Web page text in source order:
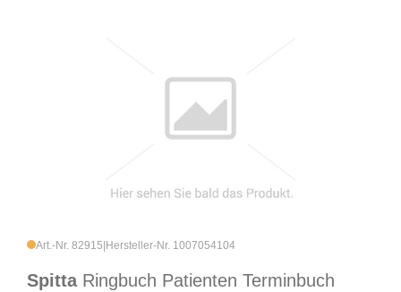
Art.-Nr. 82915 Hersteller-Nr. 1007054104
Spitta Ringbuch Patienten Terminbuch